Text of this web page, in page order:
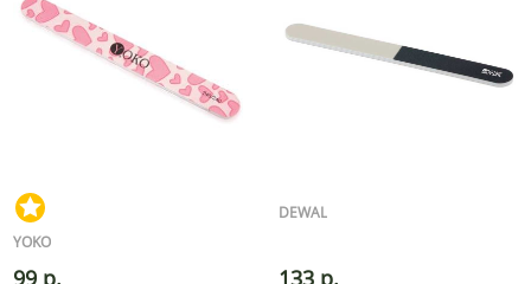
YOKO
99 р.
DEWAL
133 р.